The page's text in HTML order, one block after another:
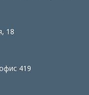
18
419